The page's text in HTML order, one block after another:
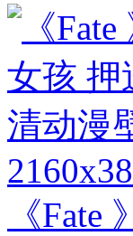
《